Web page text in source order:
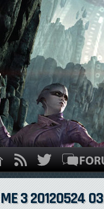
ME 3 20120524 03